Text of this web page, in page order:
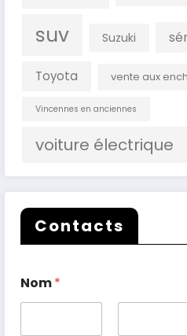
suv Suzuki
Toyota vente aux
Vincennes en anciennes
voiture électrique
Contacts
Nom*